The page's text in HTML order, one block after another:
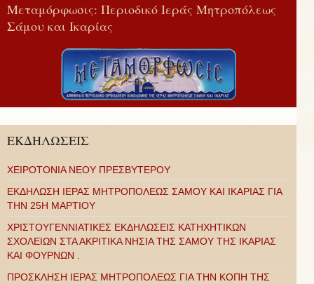
Μεταμόρφωσις: Περιοδικό Ιεράς Μητροπόλεως
Σάμου και Ικαρίας
ΕΚΔΗΛΩΣΕΙΣ
ΧΕΙΡΟΤΟΝΙΑ ΝΕΟΥ ΠΡΕΣΒΥΤΕΡΟΥ
ΕΚΔΗΛΩΣΗ ΙΕΡΑΣ ΜΗΤΡΟΠΟΛΕΩΣ ΣΑΜΟΥ ΚΑΙ ΙΚΑΡΙΑΣ ΓΙΑ
ΤΗΝ 25Η ΜΑΡΤΙΟΥ
ΧΡΙΣΤΟΥΓΕΝΝΙΑΤΙΚΕΣ ΕΚΔΗΛΩΣΕΙΣ ΚΑΤΗΧΗΤΙΚΩΝ
ΣΧΟΛΕΙΩΝ ΣΤΑ ΑΚΡΙΤΙΚΑ ΝΗΣΙΑ ΤΗΣ ΣΑΜΟΥ ΤΗΣ ΙΚΑΡΙΑΣ
ΚΑΙ ΦΟΥΡΝΩΝ .
ΠΡΟΣΚΛΗΣΗ ΙΕΡΑΣ ΜΗΤΡΟΠΟΛΕΩΣ ΓΙΑ ΤΗΝ ΚΟΠΗ ΤΗΣ